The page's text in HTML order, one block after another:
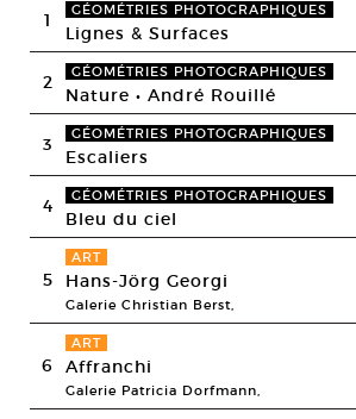
1 GÉOMÉTRIES PHOTOGRAPHIQUES
Lignes & Surfaces
2 GÉOMÉTRIES PHOTOGRAPHIQUES
Nature • André Rouillé
3 GÉOMÉTRIES PHOTOGRAPHIQUES
Escaliers
4 GÉOMÉTRIES PHOTOGRAPHIQUES
Bleu du ciel
5
ART
Hans-Jörg Georgi
Galerie Christian Berst,
6
ART
Affranchi
Galerie Patricia Dorfmann,